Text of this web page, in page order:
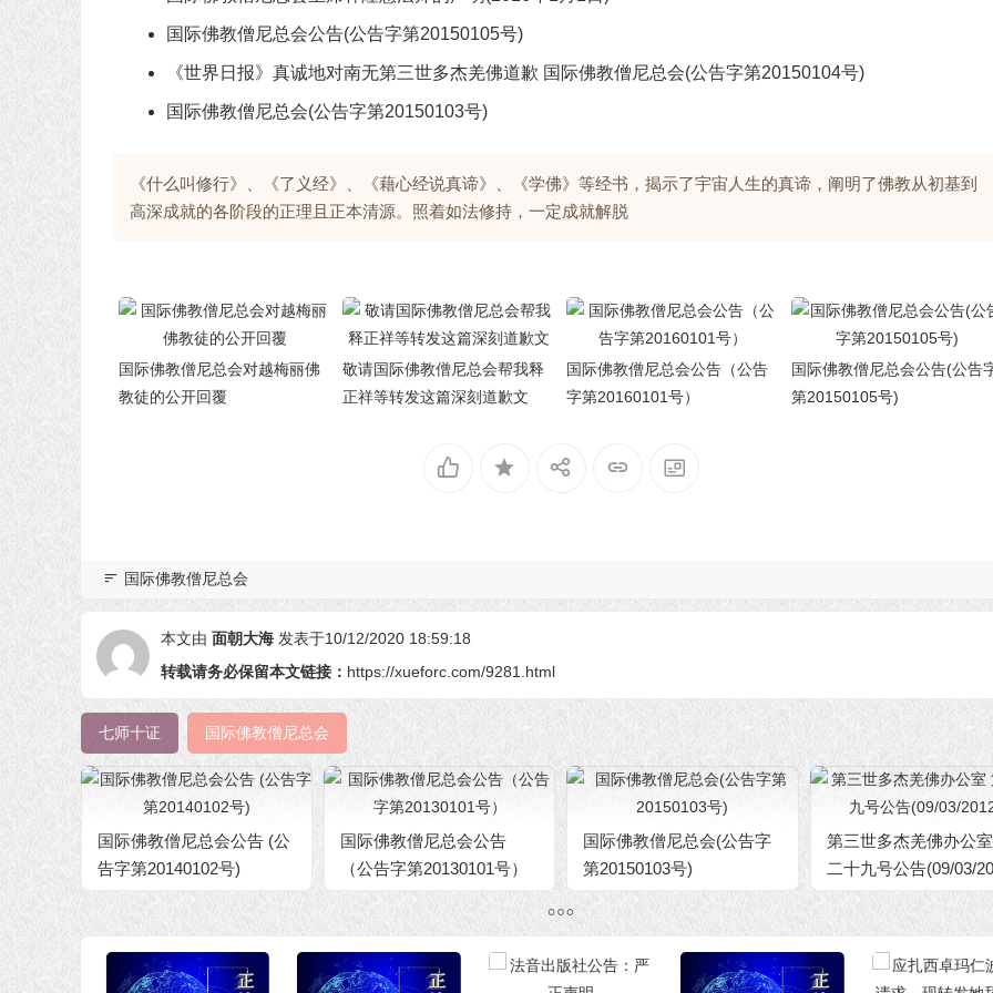
国际佛教僧尼总会公告(公告字第20150105号)
《世界日报》真诚地对南无第三世多杰羌佛道歉 国际佛教僧尼总会(公告字第20150104号)
国际佛教僧尼总会(公告字第20150103号)
《什么叫修行》、《了义经》、《藉心经说真谛》、《学佛》等经书，揭示了宇宙人生的真谛，阐明了佛教从初基到
高深成就的各阶段的正理且正本清源。照着如法修持，一定成就解脱
国际佛教僧尼总会对越梅丽佛
教徒的公开回覆
敬请国际佛教僧尼总会帮我释
正祥等转发这篇深刻道歉文
国际佛教僧尼总会公告（公告
字第20160101号）
国际佛教僧尼总会公告(公告
第20150105号)
国际佛教僧尼总会
本文由 面朝大海 发表于10/12/2020 18:59:18
转载请务必保留本文链接： https://xueforc.com/9281.html
七师十证 国际佛教僧尼总会
国际佛教僧尼总会公告 (公
告字第20140102号)
国际佛教僧尼总会公告
（公告字第20130101号）
国际佛教僧尼总会(公告字
第20150103号)
第三世多杰羌佛办公
二十九号公告(09/03/